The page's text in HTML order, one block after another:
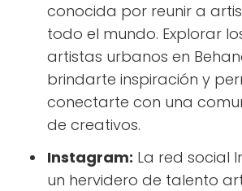
conocida por reunir a
todo el mundo. Explorar
artistas urbanos en
brindarte inspiración y
conectarte con una
de creativos.
Instagram: La red social
un hervidero de talento